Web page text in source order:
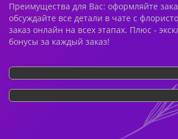
Преимущества для Вас: оформляйте
обсуждайте все детали в чате с
заказ онлайн на всех этапах. Плюс -
бонусы за каждый заказ!